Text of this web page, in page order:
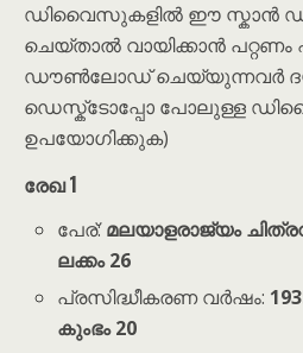
ഡിവൈസുകളിൽ ഈ
ചെയ്താൽ വായിക്കാൻ
ഡൗൺലോഡ് ചെയ്യുന്നവർ
ഡെസ്ക്‌ടോപ്പോ പോലുള്ള
ഉപയോഗിക്കുക)
രേഖ 1
പേര്:മലയാളരാജ്യം
ലക്കം 26
പ്രസിദ്ധീകരണ വർഷം:
കുംഭം 20